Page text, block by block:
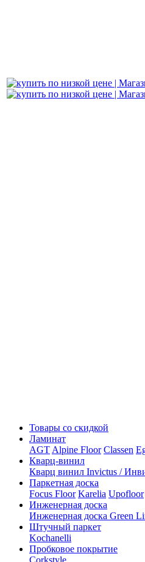
Товары со скидкой
Ламинат
AGT Alpine Floor Classen
Кварц-винил
Кварц винил Invictus /
Паркетная доска
Focus Floor Karelia Upofloor
Инженерная доска
Инженерная доска Green
Штучный паркет
Kochanelli
Пробковое покрытие
Corkstyle